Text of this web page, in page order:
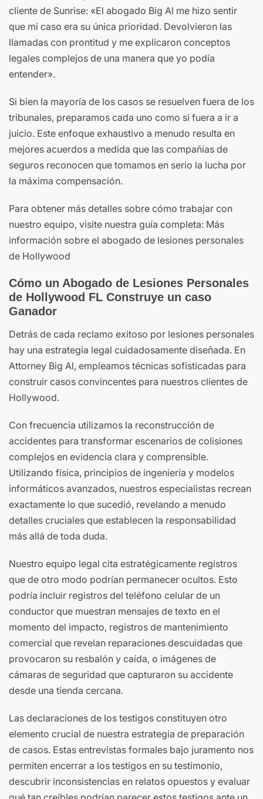
cliente de Sunrise: «El abogado Big Al me hizo sentir
que mi caso era su única prioridad. Devolvieron las
llamadas con prontitud y me explicaron conceptos
legales complejos de una manera que yo podía
entender».
Si bien la mayoría de los casos se resuelven fuera de los
tribunales, preparamos cada uno como si fuera a ir a
juicio. Este enfoque exhaustivo a menudo resulta en
mejores acuerdos a medida que las compañías de
seguros reconocen que tomamos en serio la lucha por
la máxima compensación.
Para obtener más detalles sobre cómo trabajar con
nuestro equipo, visite nuestra guía completa: Más
información sobre el abogado de lesiones personales
de Hollywood
Cómo un Abogado de Lesiones Personales
de Hollywood FL Construye un caso
Ganador
Detrás de cada reclamo exitoso por lesiones personales
hay una estrategia legal cuidadosamente diseñada. En
Attorney Big Al, empleamos técnicas sofisticadas para
construir casos convincentes para nuestros clientes de
Hollywood.
Con frecuencia utilizamos la reconstrucción de
accidentes para transformar escenarios de colisiones
complejos en evidencia clara y comprensible.
Utilizando física, principios de ingeniería y modelos
informáticos avanzados, nuestros especialistas recrean
exactamente lo que sucedió, revelando a menudo
detalles cruciales que establecen la responsabilidad
más allá de toda duda.
Nuestro equipo legal cita estratégicamente registros
que de otro modo podrían permanecer ocultos. Esto
podría incluir registros del teléfono celular de un
conductor que muestran mensajes de texto en el
momento del impacto, registros de mantenimiento
comercial que revelan reparaciones descuidadas que
provocaron su resbalón y caída, o imágenes de
cámaras de seguridad que capturaron su accidente
desde una tienda cercana.
Las declaraciones de los testigos constituyen otro
elemento crucial de nuestra estrategia de preparación
de casos. Estas entrevistas formales bajo juramento nos
permiten encerrar a los testigos en su testimonio,
descubrir inconsistencias en relatos opuestos y evaluar